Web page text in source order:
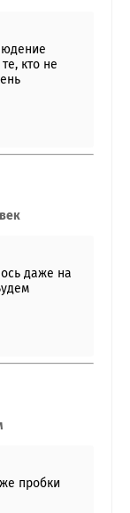
кто не
даже на
пробки